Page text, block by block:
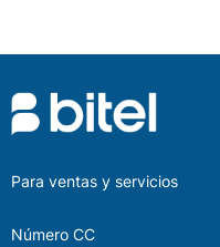
Para ventas y servicios
Número CC